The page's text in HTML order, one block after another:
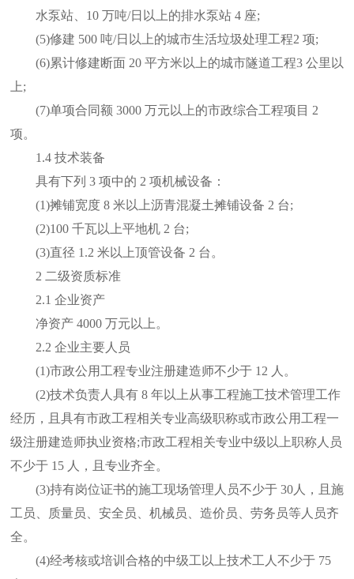
水泵站、10 万吨/日以上的排水泵站 4 座;
(5)修建 500 吨/日以上的城市生活垃圾处理工程2 项;
(6)累计修建断面 20 平方米以上的城市隧道工程3 公里以
上;
(7)单项合同额 3000 万元以上的市政综合工程项目 2
项。
1.4 技术装备
具有下列 3 项中的 2 项机械设备：
(1)摊铺宽度 8 米以上沥青混凝土摊铺设备 2 台;
(2)100 千瓦以上平地机 2 台;
(3)直径 1.2 米以上顶管设备 2 台。
2 二级资质标准
2.1 企业资产
净资产 4000 万元以上。
2.2 企业主要人员
(1)市政公用工程专业注册建造师不少于 12 人。
(2)技术负责人具有 8 年以上从事工程施工技术管理工作
经历，且具有市政工程相关专业高级职称或市政公用工程一
级注册建造师执业资格;市政工程相关专业中级以上职称人员
不少于 15 人，且专业齐全。
(3)持有岗位证书的施工现场管理人员不少于 30人，且施
工员、质量员、安全员、机械员、造价员、劳务员等人员齐
全。
(4)经考核或培训合格的中级工以上技术工人不少于 75